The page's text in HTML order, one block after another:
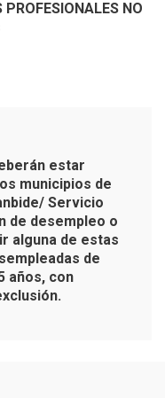
NO
estar
municipios de
Servicio
de desempleo o
alguna de estas
de
años, con